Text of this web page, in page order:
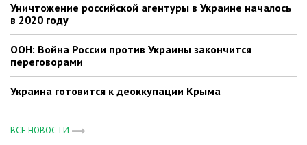
Уничтожение российской агентуры в Украине началось
в 2020 году
ООН: Война России против Украины закончится
переговорами
Украина готовится к деоккупации Крыма
ВСЕ НОВОСТИ